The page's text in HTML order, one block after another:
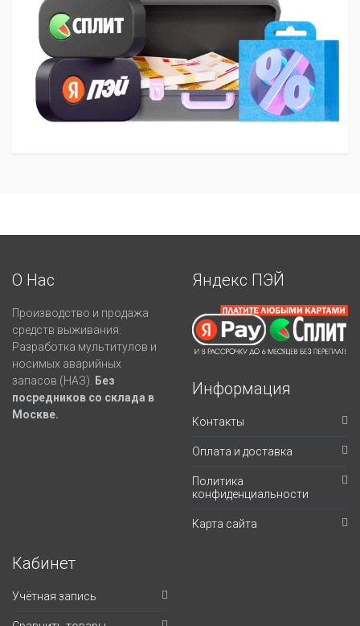
О Нас
Производство и продажа
средств выживания.
Разработка мультитулов и
носимых аварийных
запасов (НАЗ).
Без
посредников со склада в
Москве.
Яндекс ПЭЙ
Информация
Контакты
Оплата и доставка
Политика
конфиденциальности
Карта сайта
Кабинет
Учётная запись